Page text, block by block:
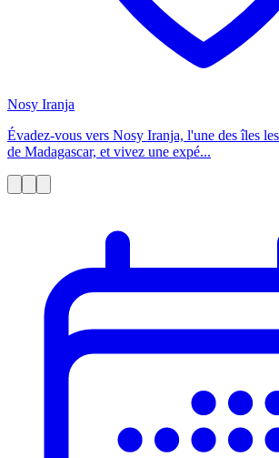
Nosy Iranja
Évadez-vous vers Nosy Iranja, l'une des îles
de Madagascar, et vivez une expé...